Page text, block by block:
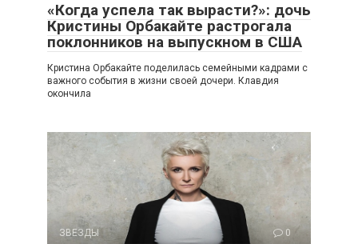
«Когда успела так вырасти?»: дочь
Кристины Орбакайте растрогала
поклонников на выпускном в США
Кристина Орбакайте поделилась семейными кадрами с
важного события в жизни своей дочери. Клавдия
окончила
ЗВЕЗДЫ 0